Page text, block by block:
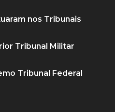
nos Tribunais
Tribunal Militar
Tribunal Federal